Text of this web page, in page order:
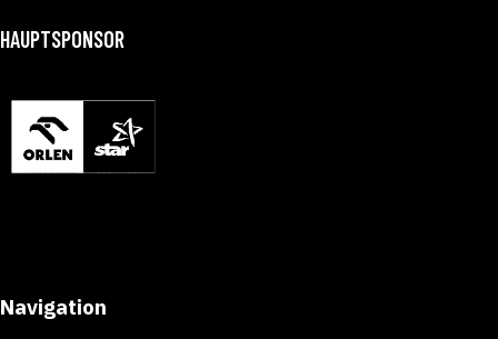
HAUPTSPONSOR
Navigation